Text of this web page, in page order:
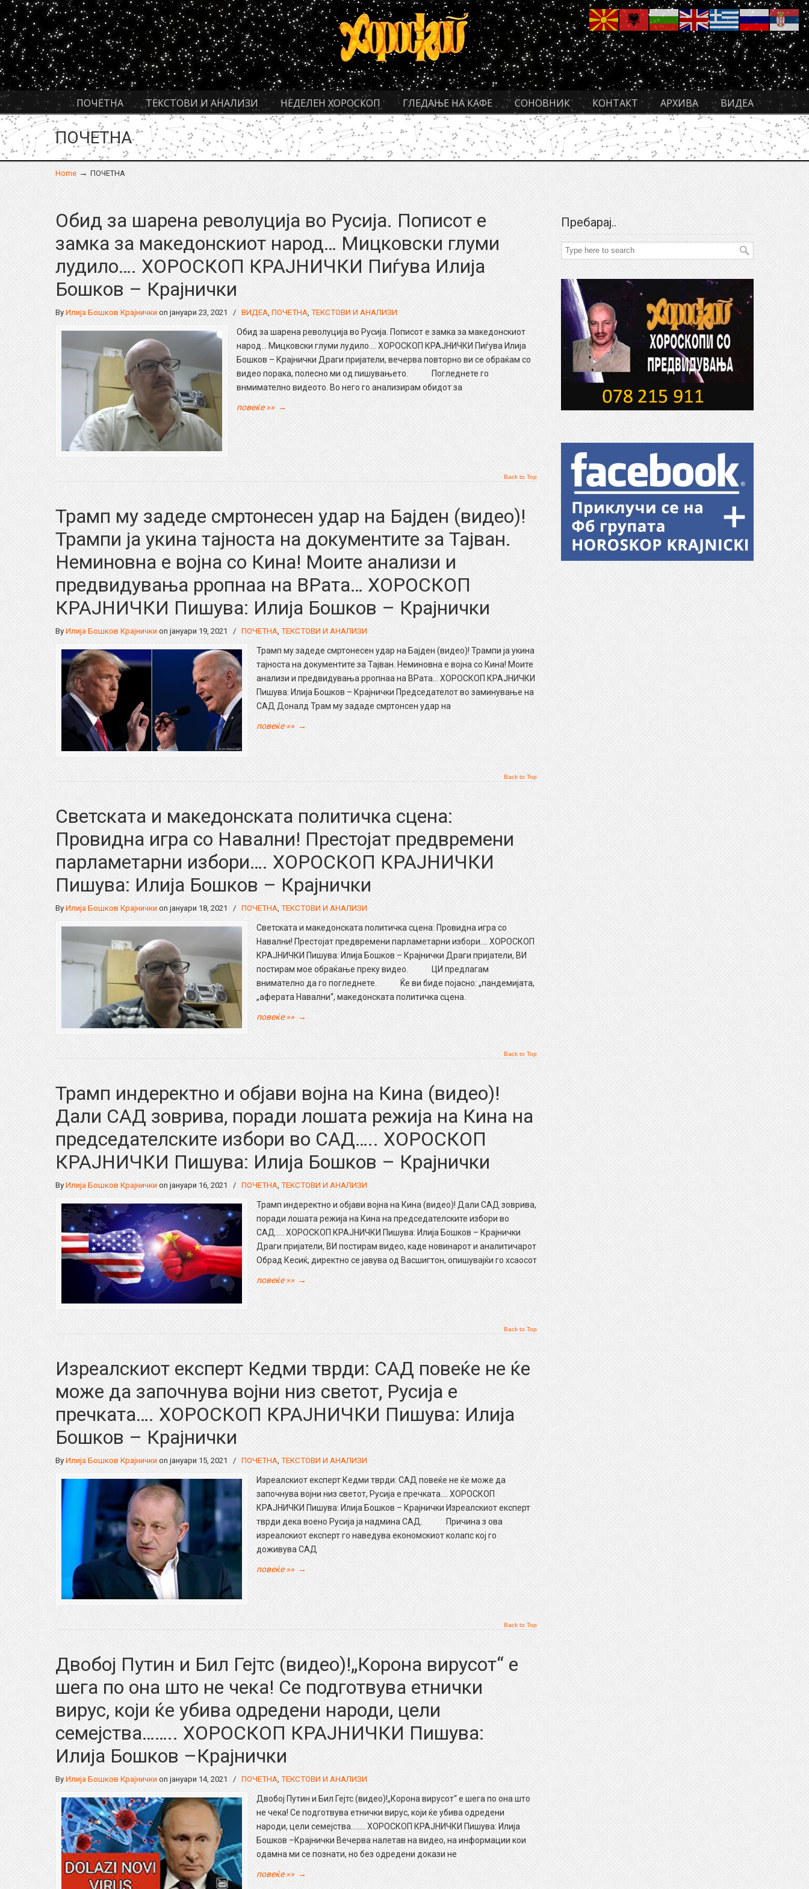
ПОЧЕТНА ТЕКСТОВИ И АНАЛИЗИ НЕДЕЛЕН ХОРОСКОП ГЛЕДАЊЕ НА КАФЕ СОНОВНИК КОНТАКТ АРХИВА ВИДЕА
Navigation
ПОЧЕТНА
Home → ПОЧЕТНА
Обид за шарена револуција во Русија. Пописот е
замка за македонскиот народ… Мицковски глуми
лудило…. ХОРОСКОП КРАЈНИЧКИ Пиѓува Илија
Бошков – Крајнички
By Илија Бошков Крајнички on јануари 23, 2021 / ВИДЕА, ПОЧЕТНА, ТЕКСТОВИ И АНАЛИЗИ
Обид за шарена револуција во Русија. Пописот е замка за македонскиот
народ… Мицковски глуми лудило…. ХОРОСКОП КРАЈНИЧКИ Пиѓува Илија
Бошков – Крајнички Драги пријатели, вечерва повторно ви се обраќам со
видео порака, полесно ми од пишувањето. Погледнете го
внмимателно видеото. Во него го анализирам обидот за
повеќе »» →
Back to Top
Трамп му задеде смртонесен удар на Бајден (видео)!
Трампи ја укина тајноста на документите за Тајван.
Неминовна е војна со Кина! Моите анализи и
предвидувања рропнаа на ВРата… ХОРОСКОП
КРАЈНИЧКИ Пишува: Илија Бошков – Крајнички
By Илија Бошков Крајнички on јануари 19, 2021 / ПОЧЕТНА, ТЕКСТОВИ И АНАЛИЗИ
Трамп му задеде смртонесен удар на Бајден (видео)! Трампи ја укина
тајноста на документите за Тајван. Неминовна е војна со Кина! Моите
анализи и предвидувања рропнаа на ВРата… ХОРОСКОП КРАЈНИЧКИ
Пишува: Илија Бошков – Крајнички Председателот во заминување на
САД Доналд Трам му зададе смртонсен удар на
повеќе »» →
Back to Top
Светската и македонската политичка сцена:
Провидна игра со Навални! Престојат предвремени
парламетарни избори…. ХОРОСКОП КРАЈНИЧКИ
Пишува: Илија Бошков – Крајнички
By Илија Бошков Крајнички on јануари 18, 2021 / ПОЧЕТНА, ТЕКСТОВИ И АНАЛИЗИ
Светската и македонската политичка сцена: Провидна игра со
Навални! Престојат предвремени парламетарни избори…. ХОРОСКОП
КРАЈНИЧКИ Пишува: Илија Бошков – Крајнички Драги пријатели, ВИ
постирам мое обраќање преку видео. ЦИ предлагам
внимателно да го погледнете. Ќе ви биде појасно: „пандемијата,
„аферата Навални“, македонската политичка сцена.
повеќе »» →
Back to Top
Трамп индеректно и објави војна на Кина (видео)!
Дали САД зоврива, поради лошата режија на Кина на
председателските избори во САД….. ХОРОСКОП
КРАЈНИЧКИ Пишува: Илија Бошков – Крајнички
By Илија Бошков Крајнички on јануари 16, 2021 / ПОЧЕТНА ТЕКСТОВИ И АНАЛИЗИ
Трамп индеректно и објави војна на Кина (видео)! Дали САД зоврива,
поради лошата режија на Кина на председателските избори во
САД….. ХОРОСКОП КРАЈНИЧКИ Пишува: Илија Бошков – Крајнички
Драги пријатели, ВИ постирам видео, каде новинарот и аналитичарот
Обрад Кесиќ, директно се јавува од Васшигтон, опишувајќи го хсаосот
повеќе »» →
Back to Top
Изреалскиот експерт Кедми тврди: САД повеќе не ќе
може да започнува војни низ светот, Русија е
пречката…. ХОРОСКОП КРАЈНИЧКИ Пишува: Илија
Бошков – Крајнички
By Илија Бошков Крајнички on јануари 15, 2021 / ПОЧЕТНА, ТЕКСТОВИ И АНАЛИЗИ
Изреалскиот експерт Кедми тврди: САД повеќе не ќе може да
започнува војни низ светот, Русија е пречката…. ХОРОСКОП
КРАЈНИЧКИ Пишува: Илија Бошков – Крајнички Изреалскиот експерт
тврди дека воено Русија ја надмина САД. Причина з ова
изреалскиот експерт го наведува економскиот колапс кој го
доживува САД
повеќе »» →
Back to Top
Двобој Путин и Бил Гејтс (видео)!„Корона вирусот“ е
шега по она што не чека! Се подготвува етнички
вирус, који ќе убива одредени народи, цели
семејства…….. ХОРОСКОП КРАЈНИЧКИ Пишува:
Илија Бошков –Крајнички
By Илија Бошков Крајнички on јануари 14, 2021 / ПОЧЕТНА, ТЕКСТОВИ И АНАЛИЗИ
Двобој Путин и Бил Гејтс (видео)!„Корона вирусот“ е шега по она што
не чека! Се подготвува етнички вирус, који ќе убива одредени
народи, цели семејства…….. ХОРОСКОП КРАЈНИЧКИ Пишува: Илија
Бошков –Крајнички Вечерва налетав на видео, на информации кои
одамна ми се познати, но без одредени докази не
повеќе »» →
Пребарај..